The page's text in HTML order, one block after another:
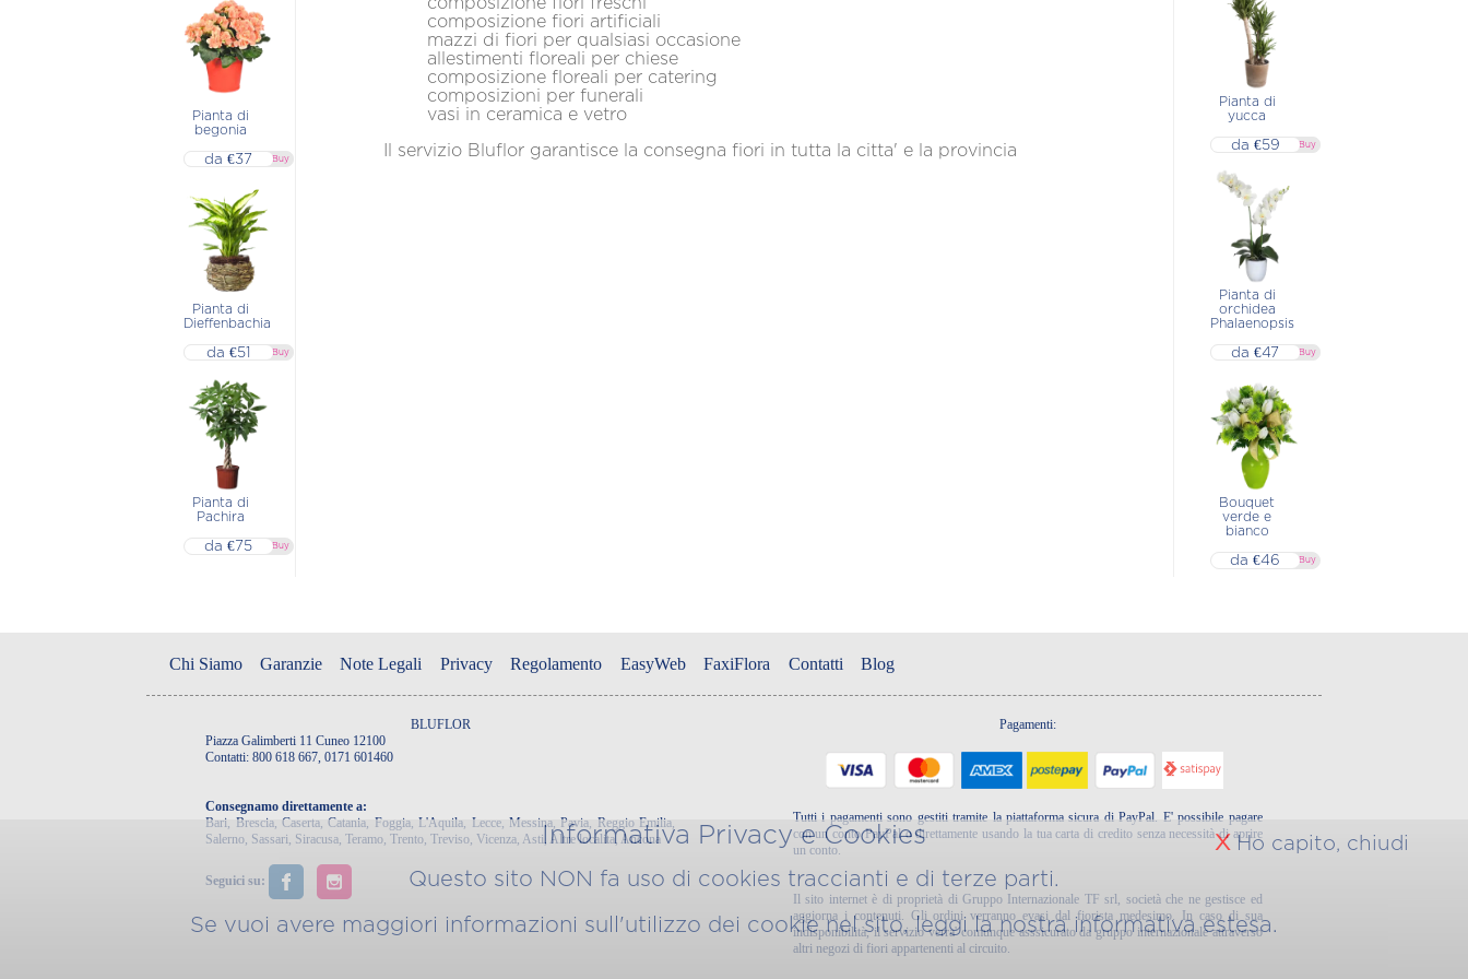
Pianta di
begonia
▷▷ Buy
da €37
Pianta di
Dieffenbachia
▷▷ Buy
da €51
Pianta di
Pachira
▷▷ Buy
da €75
composizione fiori artificiali
mazzi di fiori per qualsiasi occasione
allestimenti floreali per chiese
composizione floreali per catering
composizioni per funerali
vasi in ceramica e vetro
Il servizio Bluflor garantisce la consegna fiori in tutta la citta' e la provincia
Pianta di
yucca
▷▷ Buy
da €59
Pianta di
orchidea
Phalaenopsis
▷▷ Buy
da €47
Bouquet
verde e
bianco
▷▷ Buy
da €46
Chi Siamo Garanzie Note Legali Privacy Regolamento EasyWeb FaxiFlora Contatti Blog
BLUFLOR
Piazza Galimberti 11 Cuneo 12100
Contatti: 800 618 667, 0171 601460
Consegnamo direttamente a:
Bari
Brescia, Caserta,Catania Foggia,L'Aquila Lecce, Messina ,Pavia Reggio Emilia
Salerno Sassari Siracusa ,Teramo ,Trento ,Treviso ,Vicenza Asti Altre localita, Ancona
Seguici su:
Pagamenti:
Tutti i pagamenti sono gestiti tramite la piattaforma sicura di PayPal. E' possibile pagare
con un conto PayPal o direttamente usando la tua carta di credito senza necessità di aprire
un conto.
Il sito internet è di proprietà di Gruppo Internazionale TF srl, società che ne gestisce ed
aggiorna i contenuti. Gli ordini verranno evasi dal fiorista medesimo. In caso di sua
indisponibilità, il servizio verra' comunque asssicurato da gruppo internazionale attraverso
altri negozi di fiori appartenenti al circuito.
Informativa Privacy e Cookies
Questo sito NON fa uso di cookies traccianti e di terze parti.
Se vuoi avere maggiori informazioni sull'utilizzo dei cookie nel sito, leggi la nostra informativa estesa.
XHo capito, chiudi